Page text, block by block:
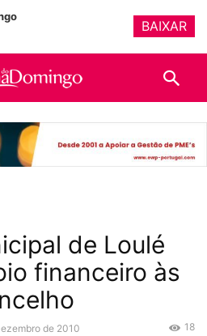
de Loulé
financeiro às
de 2010 18
BAIXAR